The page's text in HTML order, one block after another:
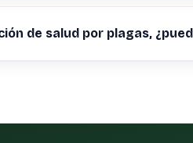
de salud por plagas,